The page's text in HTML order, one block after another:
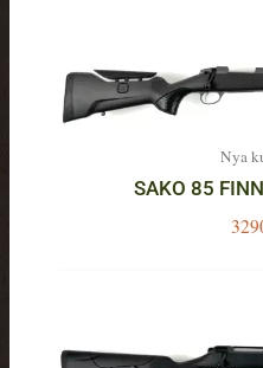
Nya
SAKO 85